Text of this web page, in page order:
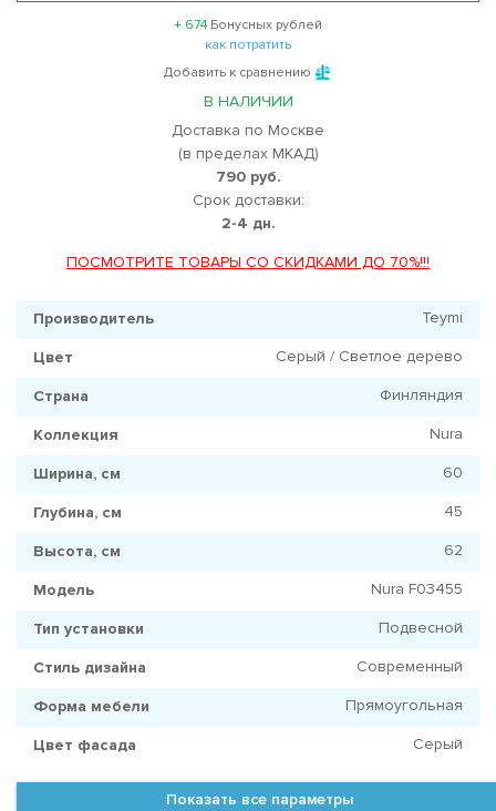
+ 674 Бонусных рублей
как потратить
Добавить к сравнению
В НАЛИЧИИ
Доставка по Москве
(в пределах МКАД)
790 руб.
Срок доставки:
2-4 дн.
ПОСМОТРИТЕ ТОВАРЫ СО СКИДКАМИ ДО 70%!!!
Производитель Teymi
Цвет Серый / Светлое дерево
Страна Финляндия
Коллекция Nura
Ширина, см 60
Глубина, см 45
Высота, см 62
Модель Nura F03455
Тип установки Подвесной
Стиль дизайна Современный
Форма мебели Прямоугольная
Цвет фасада Серый
Показать все параметры